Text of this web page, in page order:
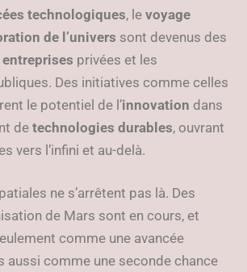
technologiques, le voyage
de l’univers sont devenus des
entreprises privées et les
Des initiatives comme celles
le potentiel de l’innovation dans
de technologies durables, ouvrant
vers l’infini et au-delà.
ne s’arrêtent pas là. Des
de Mars sont en cours, et
comme une avancée
aussi comme une seconde chance